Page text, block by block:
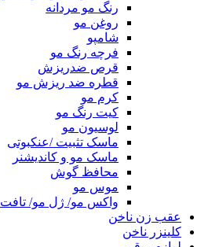
رنگ مو مردانه
روغن مو
شامپو
فرچه رنگ مو
قرص ضدریزش
قطره ضد ریزش مو
کرم مو
کیت رنگ مو
لوسیون مو
ماسک تثبیت /عنکبوتی
ماسک مو و کاندیشنر
محافظ گوش
موس مو
واکس مو/ ژل مو/ تافت
عقب زن ناخن
کلینزر ناخن